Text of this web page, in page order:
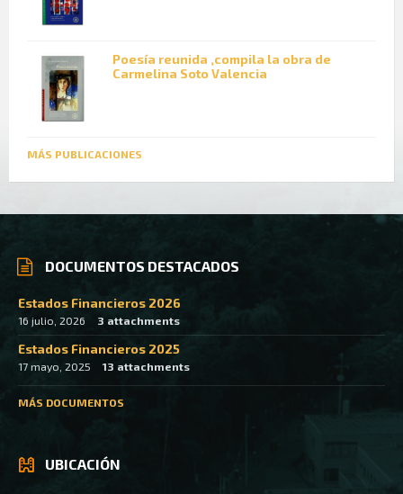
Poesía reunida ,compila la obra de
Carmelina Soto Valencia
MÁS PUBLICACIONES
DOCUMENTOS DESTACADOS
Estados Financieros 2026
16 julio, 2026 3 attachments
Estados Financieros 2025
17 mayo, 2025 13 attachments
MÁS DOCUMENTOS
UBICACIÓN